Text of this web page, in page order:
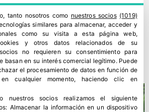
de Agricultores acoge un ambicioso
tanto nosotros como nuestros socios (1019)
similares para almacenar, acceder y
como su visita a esta página web,
y otros datos relacionados de su
no requieren su consentimiento para
basan en su interés comercial legítimo. Puede
el procesamiento de datos en función de
cualquier momento, haciendo clic en
nuestros socios realizamos el siguiente
Almacenar la información en un dispositivo